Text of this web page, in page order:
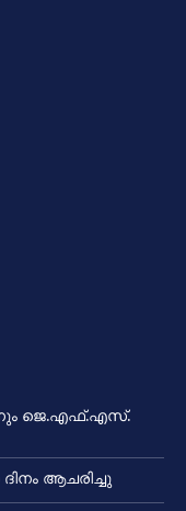
ജെ.എഫ്.എസ്.
ആചരിച്ചു